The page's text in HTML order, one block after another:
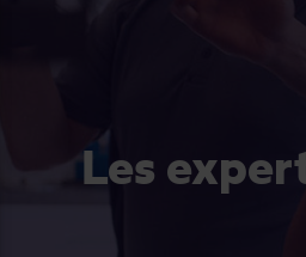
Les experts du volet